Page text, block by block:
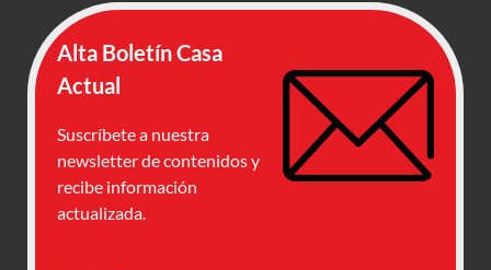
Alta Boletín Casa
Actual
Suscríbete a nuestra
newsletter de contenidos y
recibe información
actualizada.